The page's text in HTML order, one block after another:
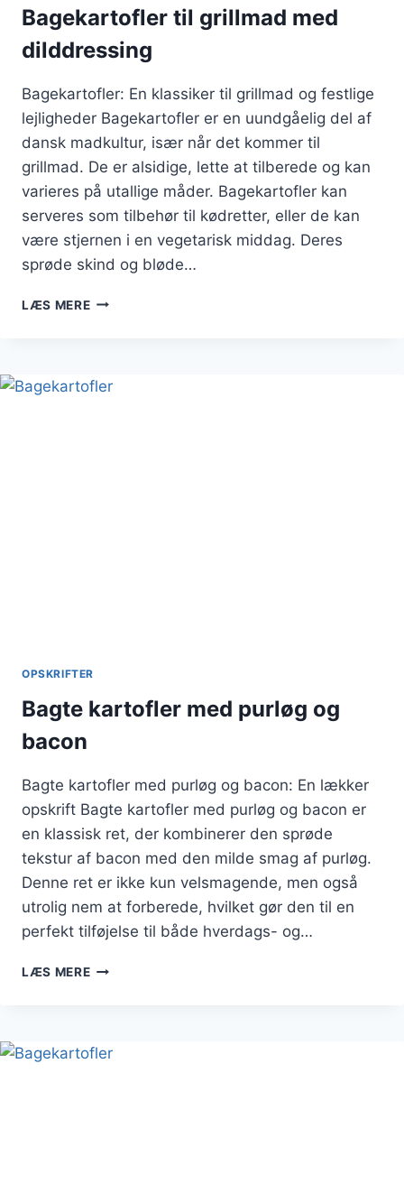
Bagekartofler til grillmad med
dilddressing
Bagekartofler: En klassiker til grillmad og festlige
lejligheder Bagekartofler er en uundgåelig del af
dansk madkultur, især når det kommer til
grillmad. De er alsidige, lette at tilberede og kan
varieres på utallige måder. Bagekartofler kan
serveres som tilbehør til kødretter, eller de kan
være stjernen i en vegetarisk middag. Deres
sprøde skind og bløde…
LÆS MEREBAGEKARTOFLER
OPSKRIFTER
Bagte kartofler med purløg og
bacon
Bagte kartofler med purløg og bacon: En lækker
opskrift Bagte kartofler med purløg og bacon er
en klassisk ret, der kombinerer den sprøde
tekstur af bacon med den milde smag af purløg.
Denne ret er ikke kun velsmagende, men også
utrolig nem at forberede, hvilket gør den til en
perfekt tilføjelse til både hverdags- og…
LÆS MEREBAGTE
OG
BACON